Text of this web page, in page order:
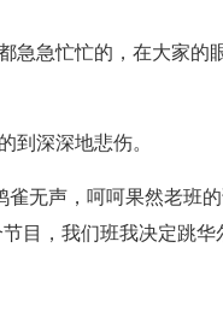
急急忙忙的，在大家的
到深深地悲伤。
雀无声，呵呵果然老班
目，我们班我决定跳华